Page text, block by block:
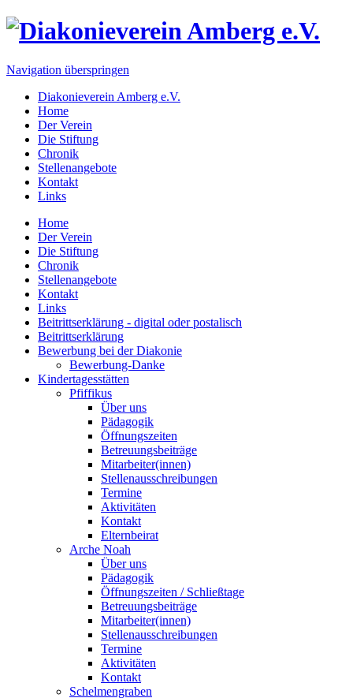
Navigation überspringen
Diakonieverein Amberg e.V.
Home
Der Verein
Die Stiftung
Chronik
Stellenangebote
Kontakt
Links
Home
Der Verein
Die Stiftung
Chronik
Stellenangebote
Kontakt
Links
Beitrittserklärung - digital oder postalisch
Beitrittserklärung
Bewerbung bei der Diakonie
Bewerbung-Danke
Kindertagesstätten
Pfiffikus
Über uns
Pädagogik
Öffnungszeiten
Betreuungsbeiträge
Mitarbeiter(innen)
Stellenausschreibungen
Termine
Aktivitäten
Kontakt
Elternbeirat
Arche Noah
Über uns
Pädagogik
Öffnungszeiten / Schließtage
Betreuungsbeiträge
Mitarbeiter(innen)
Stellenausschreibungen
Termine
Aktivitäten
Kontakt
Schelmengraben